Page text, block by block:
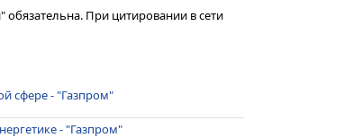
При цитировании в сети
сфере - "Газпром"
- "Газпром"